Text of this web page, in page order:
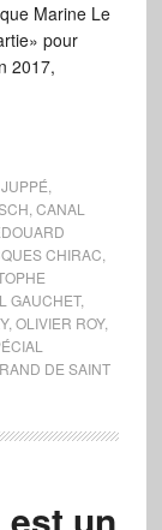
Marine Le
pour
2017,
CANAL
CHIRAC
GAUCHET,
, OLIVIER ROY,
DE SAINT